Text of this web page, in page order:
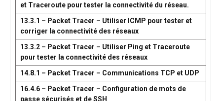
et Traceroute pour tester la connectivité du réseau.
13.3.1 – Packet Tracer – Utiliser ICMP pour tester et
corriger la connectivité des réseaux
13.3.2 – Packet Tracer – Utiliser Ping et Traceroute
pour tester la connectivité des réseaux
14.8.1 – Packet Tracer – Communications TCP et UDP
16.4.6 – Packet Tracer – Configuration de mots de
passe sécurisés et de SSH